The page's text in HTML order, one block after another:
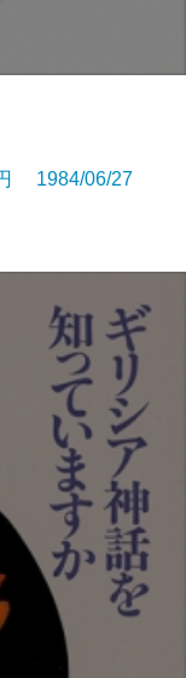
1984/06/27